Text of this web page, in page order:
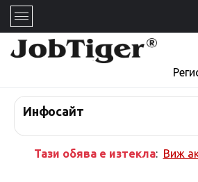
Инфосайт
Тази обява е изтекла: Виж